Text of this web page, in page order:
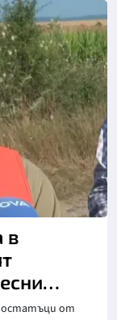
в
остатъци от